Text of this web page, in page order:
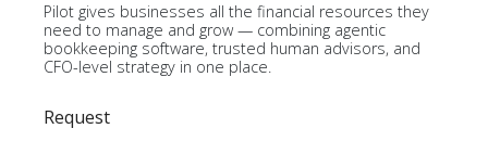
Pilot gives businesses all the financial resources they
need to manage and grow — combining agentic
bookkeeping software, trusted human advisors, and
CFO-level strategy in one place.
Request